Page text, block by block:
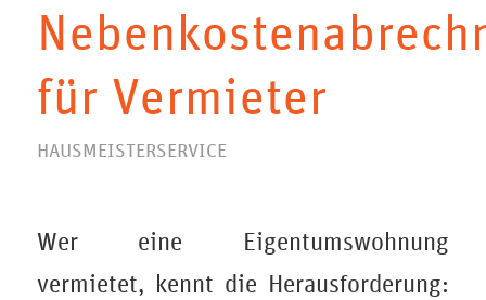
für Vermieter
HAUSMEISTERSERVICE
Wer eine Eigentumswohnung
vermietet, kennt die Herausforderung: